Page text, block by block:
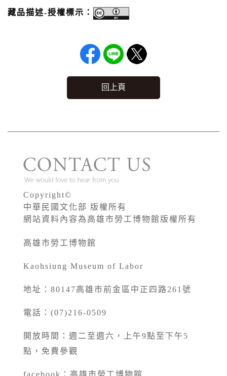
藏品描述-授權標示：
回上頁
Copyright©
中華民國文化部 版權所有
網站資料內容為高雄市勞工博物館版權所有
高雄市勞工博物館
Kaohsiung Museum of Labor
地址：80147高雄市前金區中正四路261號
電話：(07)216-0509
開放時間：週二至週六，上午9點至下午5
點，免費參觀
facebook： 高雄市勞工博物館